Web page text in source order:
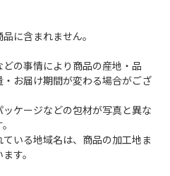
に含まれません。
の事情により商品の産地・品
お届け期間が変わる場合がござ
ケージなどの包材が写真と異な
いる地域名は、商品の加工地ま
す。